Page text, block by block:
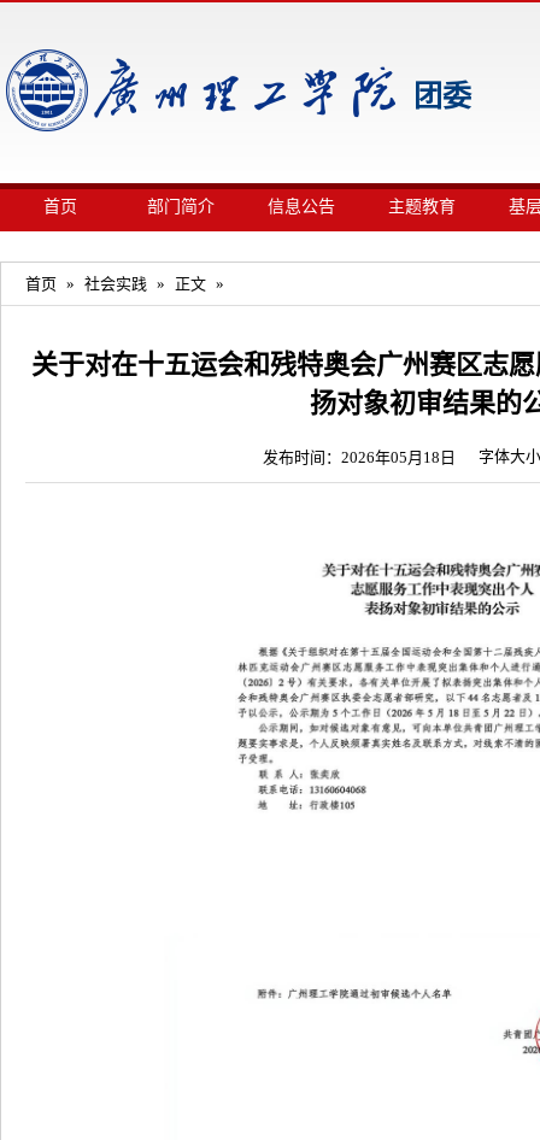
团委
首页 部门简介 信息公告 主题教育 基
首页 » 社会实践 » 正文 »
关于对在十五运会和残特奥会广州赛区志
扬对象初审结果的
发布时间：2026年05月18日 字体大